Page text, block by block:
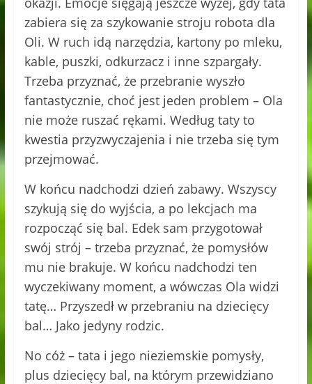
zabiera się za szykowanie stroju robota dla
Oli. W ruch idą narzędzia, kartony po mleku,
kable, puszki, odkurzacz i inne szpargały.
Trzeba przyznać, że przebranie wyszło
fantastycznie, choć jest jeden problem – Ola
nie może ruszać rękami. Według taty to
kwestia przyzwyczajenia i nie trzeba się tym
przejmować.
W końcu nadchodzi dzień zabawy. Wszyscy
szykują się do wyjścia, a po lekcjach ma
rozpocząć się bal. Edek sam przygotował
swój strój – trzeba przyznać, że pomysłów
mu nie brakuje. W końcu nadchodzi ten
wyczekiwany moment, a wówczas Ola widzi
tatę… Przyszedł w przebraniu na dziecięcy
bal… Jako jedyny rodzic.
No cóż – tata i jego nieziemskie pomysły,
plus dziecięcy bal, na którym przewidziano